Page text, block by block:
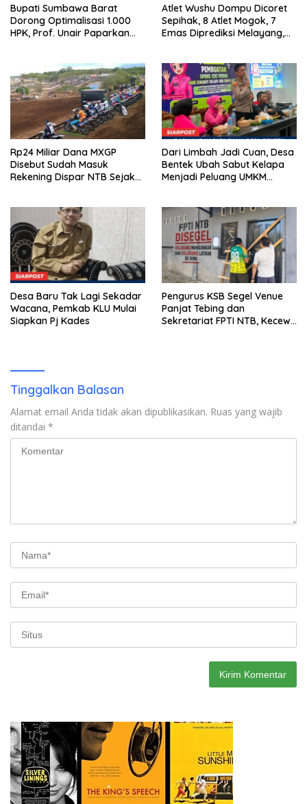
Bupati Sumbawa Barat
Dorong Optimalisasi 1.000
HPK, Prof. Unair Paparkan
Atlet Wushu Dompu Dicoret
Sepihak, 8 Atlet Mogok, 7
Emas Diprediksi Melayang,
Rp24 Miliar Dana MXGP
Disebut Sudah Masuk
Rekening Dispar NTB Sejak
Dari Limbah Jadi Cuan, Desa
Bentek Ubah Sabut Kelapa
Menjadi Peluang UMKM
Desa Baru Tak Lagi Sekadar
Wacana, Pemkab KLU Mulai
Siapkan Pj Kades
Pengurus KSB Segel Venue
Panjat Tebing dan
Sekretariat FPTI NTB, Kecewa
Tinggalkan Balasan
Alamat email Anda tidak akan dipublikasikan. Ruas yang wajib
ditandai *